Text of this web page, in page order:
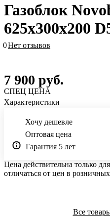
Газоблок
625х300х200
0Нет отзывов
7 900 руб.
СПЕЦ ЦЕНА
Характеристики
Хочу дешевле
Оптовая цена
Гарантия 5 лет
Цена действительна только
отличаться от цен в
Все